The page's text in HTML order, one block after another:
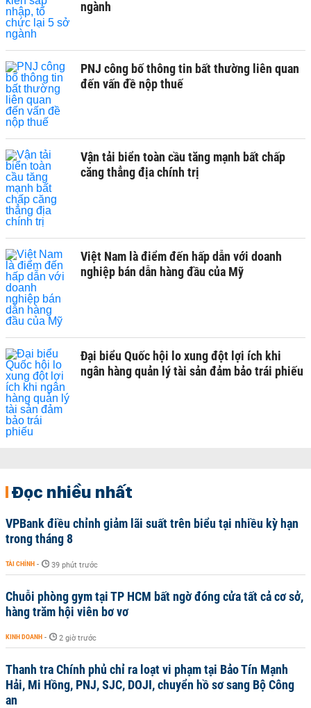
ngành
PNJ công bố thông tin bất thường liên quan
đến vấn đề nộp thuế
Vận tải biển toàn cầu tăng mạnh bất chấp
căng thẳng địa chính trị
Việt Nam là điểm đến hấp dẫn với doanh
nghiệp bán dẫn hàng đầu của Mỹ
Đại biểu Quốc hội lo xung đột lợi ích khi
ngân hàng quản lý tài sản đảm bảo trái phiếu
Đọc nhiều nhất
VPBank điều chỉnh giảm lãi suất trên biểu tại nhiều kỳ hạn
trong tháng 8
TÀI CHÍNH - 39 phút trước
Chuỗi phòng gym tại TP HCM bất ngờ đóng cửa tất cả cơ sở,
hàng trăm hội viên bơ vơ
KINH DOANH - 2 giờ trước
Thanh tra Chính phủ chỉ ra loạt vi phạm tại Bảo Tín Mạnh
Hải, Mi Hồng, PNJ, SJC, DOJI, chuyển hồ sơ sang Bộ Công
an